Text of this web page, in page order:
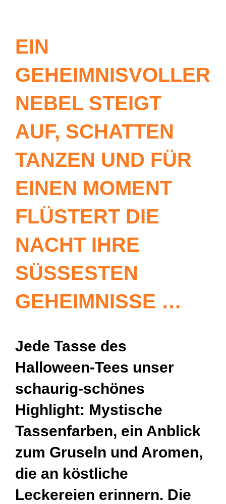
EIN
GEHEIMNISVOLLER
NEBEL STEIGT
AUF, SCHATTEN
TANZEN UND FÜR
EINEN MOMENT
FLÜSTERT DIE
NACHT IHRE
SÜSSESTEN G
EHEIMNISSE …
Jede Tasse des
Halloween-Tees unser
schaurig-schönes
Highlight: Mystische
Tassenfarben, ein Anblick
zum Gruseln und Aromen,
die an köstliche
Leckereien erinnern. Die